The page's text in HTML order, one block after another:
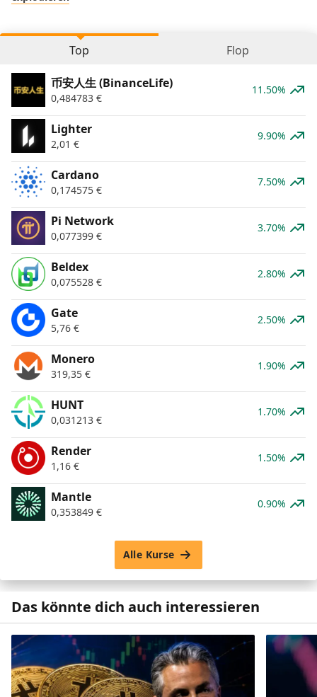
Top Flop
币安人生 (BinanceLife)
0,484783 €
11.50%
Lighter
2,01 €
9.90%
Cardano
0,174575 €
7.50%
Pi Network
0,077399 €
3.70%
Beldex
0,075528 €
2.80%
Gate
5,76 €
2.50%
Monero
319,35 €
1.90%
HUNT
0,031213 €
1.70%
Render
1,16 €
1.50%
Mantle
0,353849 €
0.90%
Alle Kurse
Das könnte dich auch interessieren